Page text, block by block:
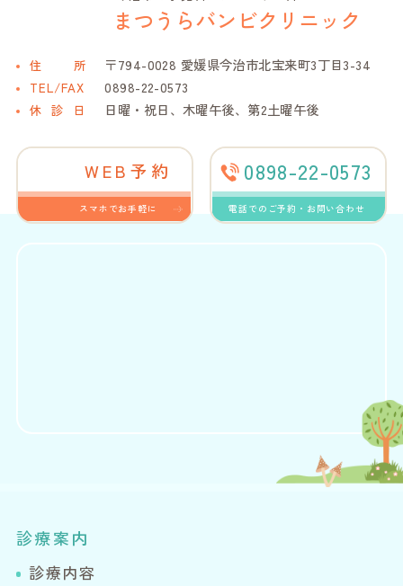
まつうらバンビクリニック
住 所 〒794-0028 愛媛県今治市北宝来町3丁目3-34
TEL/FAX 0898-22-0573
休診 日 日曜・祝日、木曜午後、第2土曜午後
WEB予約
スマホでお手軽に
0898-22-0573
電話でのご予約・お問い合わせ
診療案内
診療内容